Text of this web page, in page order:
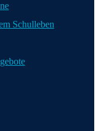
Schulleben